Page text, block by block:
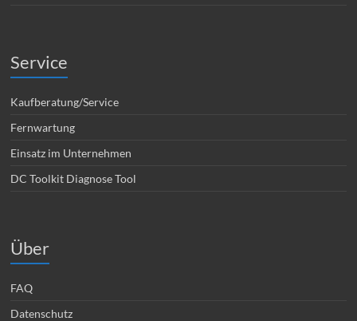
Service
Kaufberatung/Service
Fernwartung
Einsatz im Unternehmen
DC Toolkit Diagnose Tool
Über
FAQ
Datenschutz